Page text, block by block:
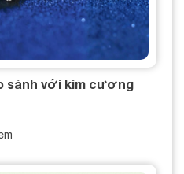
sánh với kim cương